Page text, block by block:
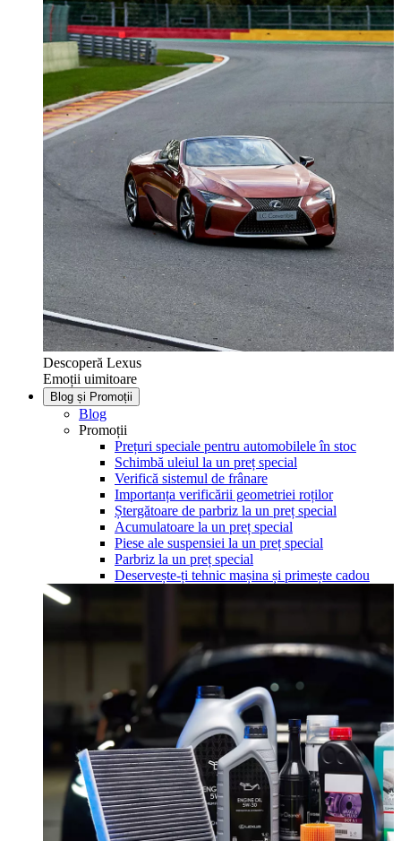
Descoperă Lexus
Emoții uimitoare
Blog și Promoții
Blog
Promoții
Prețuri speciale pentru automobilele în stoc
Schimbă uleiul la un preț special
Verifică sistemul de frânare
Importanța verificării geometriei roților
Ștergătoare de parbriz la un preț special
Acumulatoare la un preț special
Piese ale suspensiei la un preț special
Parbriz la un preț special
Deservește-ți tehnic mașina și primește cadou